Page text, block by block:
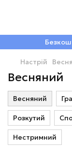
Настрій
Весняний
Весняний
Розкутий
Нестримний